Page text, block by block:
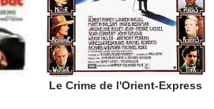
Le Crime de l'Orient-Express